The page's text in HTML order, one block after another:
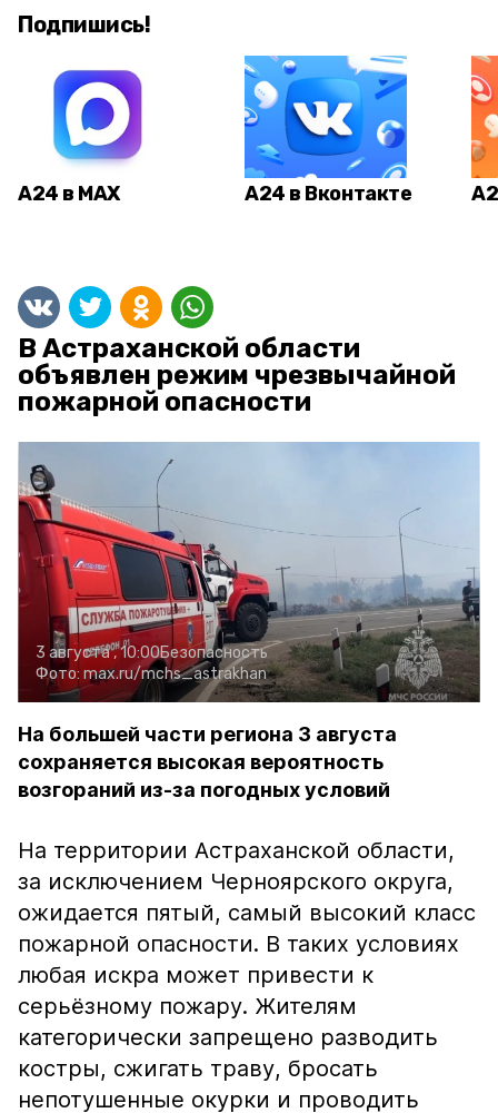
Подпишись!
А24 в MAX А24 в Вконтакте
В Астраханской области
объявлен режим чрезвычайной
пожарной опасности
3 августа , 10:00Безопасность
Фото: max.ru/mchs_astrakhan
На большей части региона 3 августа
сохраняется высокая вероятность
возгораний из-за погодных условий
На территории Астраханской области,
за исключением Черноярского округа,
ожидается пятый, самый высокий класс
пожарной опасности. В таких условиях
любая искра может привести к
серьёзному пожару. Жителям
категорически запрещено разводить
костры, сжигать траву, бросать
непотушенные окурки и проводить